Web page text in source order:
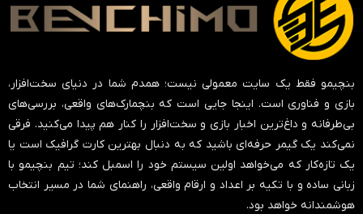
بنچیمو فقط یک سایت معمولی نیست؛ همدم شما در دنیای سخت‌افزار،
بازی و فناوری است. اینجا جایی است که بنچمارک‌های واقعی، بررسی‌های
بی‌طرفانه و داغ‌ترین اخبار بازی و سخت‌افزار را کنار هم پیدا می‌کنید. فرقی
نمی‌کند یک گیمر حرفه‌ای باشید که به دنبال بهترین کارت گرافیک است یا
یک تازه‌کار که می‌خواهد اولین سیستم خود را اسمبل کند؛ تیم بنچیمو با
زبانی ساده و با تکیه بر اعداد و ارقام واقعی، راهنمای شما در مسیر انتخاب
هوشمندانه خواهد بود.